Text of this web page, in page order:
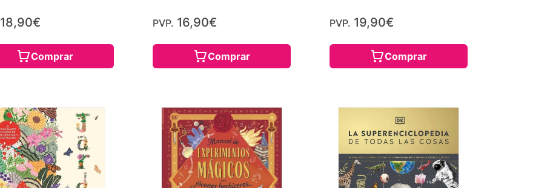
18,90€
Comprar
PVP. 16,90€
Comprar
PVP. 19,90€
Comprar